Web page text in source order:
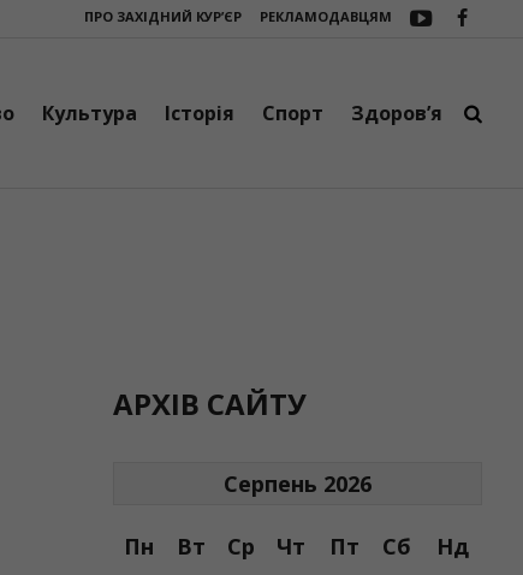
ПРО ЗАХІДНИЙ КУР’ЄР РЕКЛАМОДАВЦЯМ
від Верховинської громади Контури обласного футболу:
Культура Історія Спорт Здоров’я
АРХІВ САЙТУ
Серпень 2026
Пн Вт Ср Чт Пт Сб Нд